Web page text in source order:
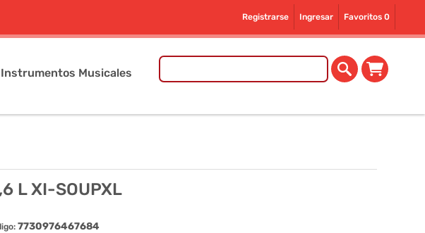
Registrarse Ingresar Favoritos 0
Instrumentos Musicales
L XI-SOUPXL
7730976467684